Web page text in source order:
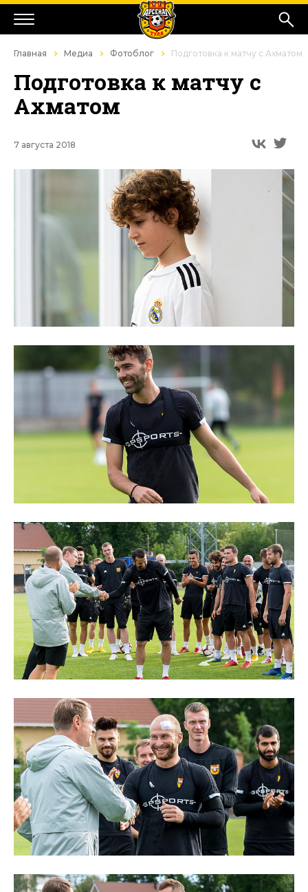
Главная Медиа Фотоблог Подготовка к матчу с Ахматом
Подготовка к матчу с
Ахматом
7 августа 2018